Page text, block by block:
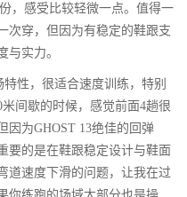
，感受比较轻微一点。值得一
次穿，但因为有稳定的鞋跟支
与实力。
性，很适合速度训练，特别
间歇的时候，感觉前面4趟很
因为GHOST 13绝佳的回弹
要的是在鞋跟稳定设计与鞋面
道速度下滑的问题，让我在过